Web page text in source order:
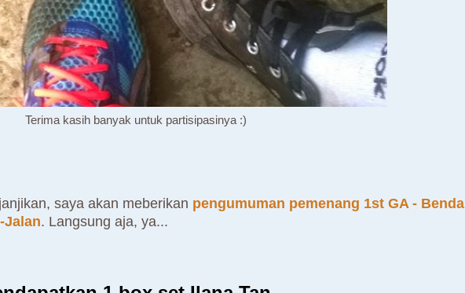
Terima kasih banyak untuk partisipasinya :)
saya akan meberikan pengumuman pemenang 1st GA - Benda
Jalan. Langsung aja, ya...